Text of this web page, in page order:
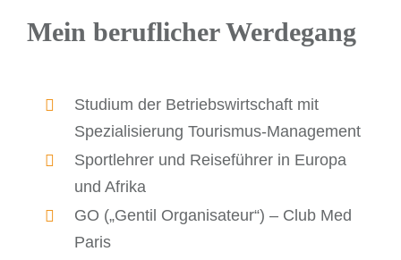
Mein beruflicher Werdegang
Studium der Betriebswirtschaft mit
Spezialisierung Tourismus-Management
Sportlehrer und Reiseführer in Europa
und Afrika
GO („Gentil Organisateur“) – Club Med
Paris